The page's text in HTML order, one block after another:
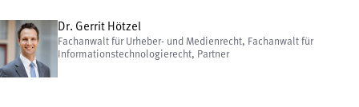
Dr. Gerrit Hötzel
Fachanwalt für Urheber- und Medienrecht, Fachanwalt für
Informationstechnologierecht, Partner